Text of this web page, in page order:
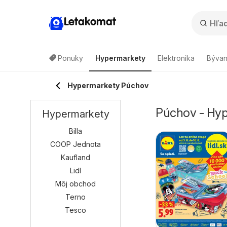
Letakomat
Ponuky Hypermarkety Elektronika
Hypermarkety Púchov
Púchov -
Hypermarkety
Billa
COOP Jednota
Kaufland
Lidl
Môj obchod
Terno
Tesco